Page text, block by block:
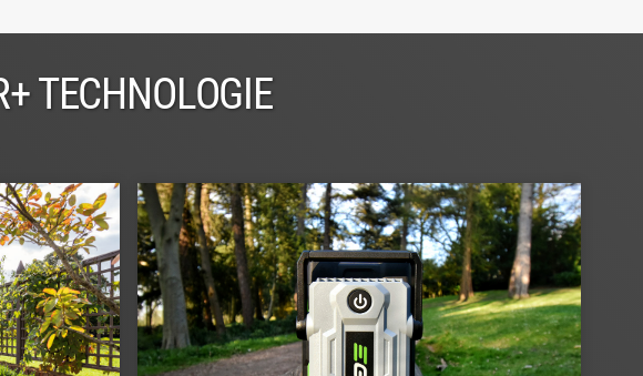
TECHNOLOGIE